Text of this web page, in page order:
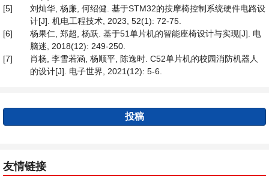
[5]
刘灿华, 杨廉, 何绍健. 基于STM32的按摩椅控制系统硬件电路设
计[J]. 机电工程技术, 2023, 52(1): 72-75.
[6]
杨果仁, 郑超, 杨跃. 基于51单片机的智能座椅设计与实现[J]. 电
脑迷, 2018(12): 249-250.
[7]
肖杨, 李雪若涵, 杨顺平, 陈逸时. C52单片机的校园消防机器人
的设计[J]. 电子世界, 2021(12): 5-6.
投稿
友情链接